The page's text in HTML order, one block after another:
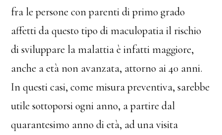
fra le persone con parenti di primo grado
affetti da questo tipo di maculopatia il rischio
di sviluppare la malattia è infatti maggiore,
anche a età non avanzata, attorno ai 40 anni.
In questi casi, come misura preventiva, sarebbe
utile sottoporsi ogni anno, a partire dal
quarantesimo anno di età, ad una visita